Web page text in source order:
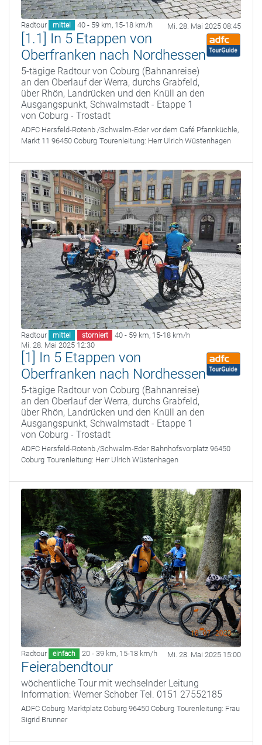
Radtour mittel 40 - 59 km, 15-18 km/h Mi. 28. Mai 2025 08:45
[1.1] In 5 Etappen von
Oberfranken nach Nordhessen
5-tägige Radtour von Coburg (Bahnanreise)
an den Oberlauf der Werra, durchs Grabfeld,
über Rhön, Landrücken und den Knüll an den
Ausgangspunkt, Schwalmstadt - Etappe 1
von Coburg - Trostadt
ADFC Hersfeld-Rotenb./Schwalm-Eder vor dem Café Pfannküchle,
Markt 11 96450 Coburg Tourenleitung: Herr Ulrich Wüstenhagen
Radtour mittel storniert 40 - 59 km, 15-18 km/h
Mi. 28. Mai 2025 12:30
[1] In 5 Etappen von
Oberfranken nach Nordhessen
5-tägige Radtour von Coburg (Bahnanreise)
an den Oberlauf der Werra, durchs Grabfeld,
über Rhön, Landrücken und den Knüll an den
Ausgangspunkt, Schwalmstadt - Etappe 1
von Coburg - Trostadt
ADFC Hersfeld-Rotenb./Schwalm-Eder Bahnhofsvorplatz 96450
Coburg Tourenleitung: Herr Ulrich Wüstenhagen
Radtour einfach 20 - 39 km, 15-18 km/h Mi. 28. Mai 2025 15:00
Feierabendtour
wöchentliche Tour mit wechselnder Leitung
Information: Werner Schober Tel. 0151 27552185
ADFC Coburg Marktplatz Coburg 96450 Coburg Tourenleitung: Frau
Sigrid Brunner